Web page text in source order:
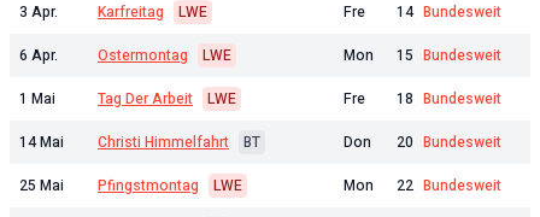
3 Apr.
Karfreitag LWE Fre 14 Bundesweit
6 Apr.
Ostermontag LWE Mon 15 Bundesweit
1 Mai
Tag Der Arbeit LWE Fre 18 Bundesweit
14 Mai
Christi Himmelfahrt BT Don 20 Bundesweit
25 Mai
Pfingstmontag LWE Mon 22 Bundesweit